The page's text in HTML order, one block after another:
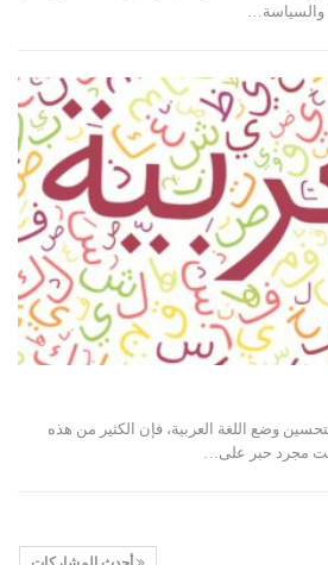
والسياسة…
وضع اللغة العربية، فإن الكثير من هذه
مجرد حبر على…